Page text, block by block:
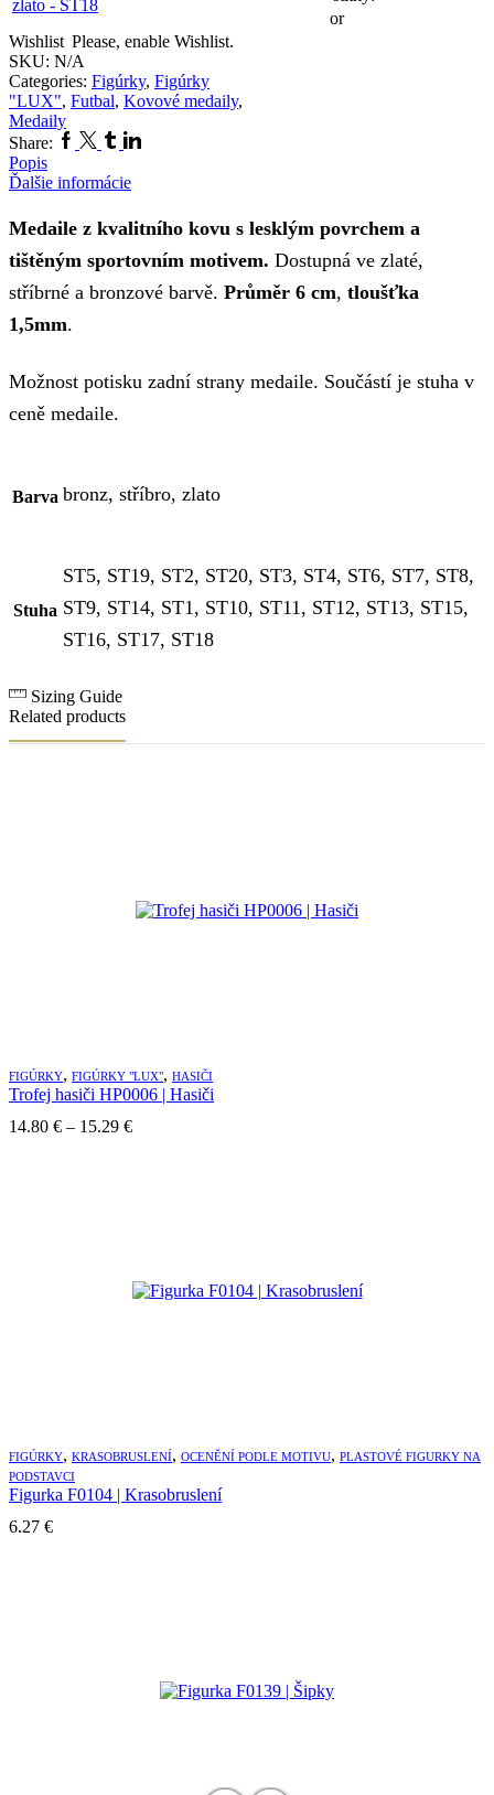
or
Wishlist Please, enable Wishlist.
SKU: N/A
Categories: Figúrky, Figúrky
"LUX", Futbal, Kovové medaily,
Medaily
Share: Facebook
Twitter
TumblrLinkedin
Popis
Ďalšie informácie
Medaile z kvalitního kovu s lesklým povrchem a
tištěným sportovním motivem. Dostupná ve zlaté,
stříbrné a bronzové barvě. Průměr 6 cm, tloušťka
1,5mm.
Možnost potisku zadní strany medaile. Součástí je stuha v
ceně medaile.
Barva bronz, stříbro, zlato
Stuha
ST5, ST19, ST2, ST20, ST3, ST4, ST6, ST7, ST8,
ST9, ST14, ST1, ST10, ST11, ST12, ST13, ST15,
ST16, ST17, ST18
Sizing Guide
Related products
FIGÚRKY, FIGÚRKY "LUX", HASIČI
Trofej hasiči HP0006 | Hasiči
14.80 € – 15.29 €Price
FIGÚRKY, KRASOBRUSLENÍ, OCENĚNÍ PODLE MOTIVU, PLASTOVÉ FIGURKY NA
PODSTAVCI
Figurka F0104 | Krasobruslení
6.27 €